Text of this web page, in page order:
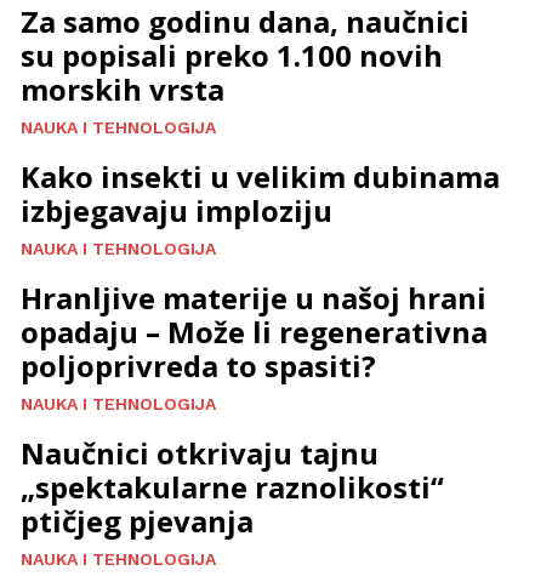
Za samo godinu dana, naučnici
su popisali preko 1.100 novih
morskih vrsta
NAUKA I TEHNOLOGIJA
Kako insekti u velikim dubinama
izbjegavaju imploziju
NAUKA I TEHNOLOGIJA
Hranljive materije u našoj hrani
opadaju – Može li regenerativna
poljoprivreda to spasiti?
NAUKA I TEHNOLOGIJA
Naučnici otkrivaju tajnu
„spektakularne raznolikosti“
ptičjeg pjevanja
NAUKA I TEHNOLOGIJA